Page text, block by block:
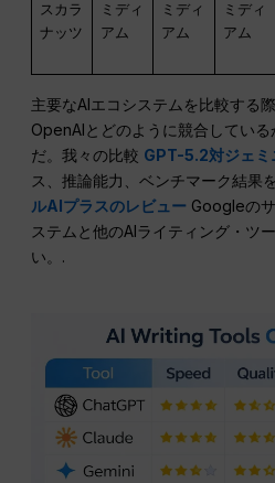
スカラ
ナッツ
ミディ
アム
ミディ
アム
ミディ
アム
主要なAIエコシステムを比較する
OpenAIとどのように競合してい
だ。我々の比較 GPT-5.2対ジェミ
ス、推論能力、ベンチマーク結果
ルAIプラスのレビュー Googleの
ステムと他のAIライティング・ツ
い。.